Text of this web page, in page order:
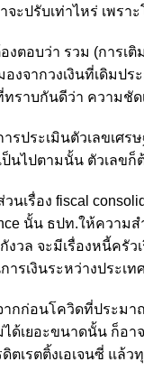
ะปรับเท่าไหร่ เพรา
งตอบว่า รวม (การเ
งจากวงเงินที่เดิมป
ราบกันดีว่า ความชัด
รประเมินตัวเลขเศ
นไปตามนั้น ตัวเลขก็
นเรื่อง fiscal
นั้น ธปท.ให้ความ
วล จะมีเรื่องหนี้ครั
รเงินระหว่างประเท
กก่อนโควิดที่ประมา
ด้เยอะขนาดนั้น ก็อา
เรตติ้งเอเจนซี่ แล้ว